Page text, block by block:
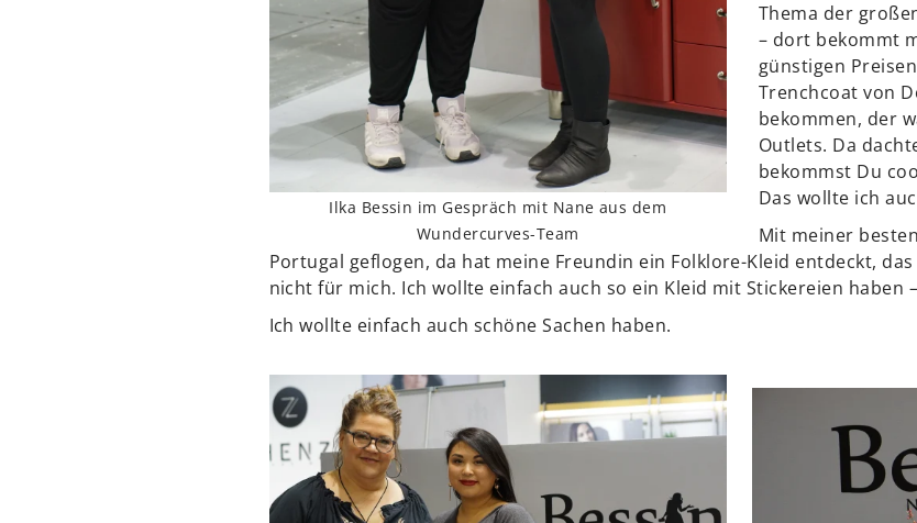
Ilka Bessin im Gespräch mit Nane aus dem
Wundercurves-Team
Thema der
– dort bekommt
günstigen
Trenchcoat von
bekommen, der
Outlets. Da
bekommst Du
Das wollte ich
Mit meiner
Portugal geflogen, da hat meine Freundin ein Folklore-Kleid entdeckt,
nicht für mich. Ich wollte einfach auch so ein Kleid mit Stickereien haben
Ich wollte einfach auch schöne Sachen haben.